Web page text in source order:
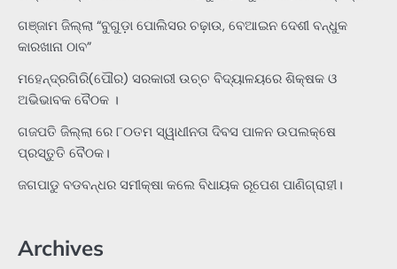
ଗଞ୍ଜାମ ଜିଲ୍ଲା “ବୁଗୁଡ଼ା ପୋଲିସର ଚଢ଼ାଉ, ବେଆଇନ ଦେଶୀ ବନ୍ଧୁକ
କାରଖାନା ଠାବ”
ମହେନ୍ଦ୍ରଗିରି(ପୌର) ସରକାରୀ ଉଚ୍ଚ ବିଦ୍ୟାଳୟରେ ଶିକ୍ଷକ ଓ
ଅଭିଭାବକ ବୈଠକ ।
ଗଜପତି ଜିଲ୍ଲା ରେ ୮୦ତମ ସ୍ୱାଧୀନତା ଦିବସ ପାଳନ ଉପଲକ୍ଷେ
ପ୍ରସ୍ତୁତି ବୈଠକ।
ଜଗପାଡୁ ବଡବନ୍ଧର ସମୀକ୍ଷା କଲେ ବିଧାୟକ ରୂପେଶ ପାଣିଗ୍ରାହୀ।
Archives